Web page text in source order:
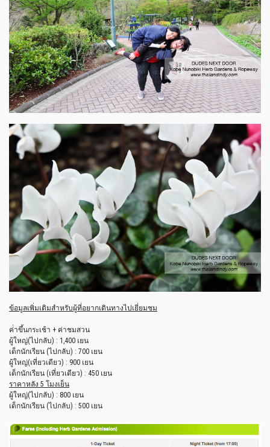
ข้อมูลเพิ่มเติมสำหรับผู้ที่อยากเดินทางไปเยี่ยมชม
ค่่าขึ้นกระเช้า + ค่าชมสวน
ผู้ใหญ่(ไปกลับ) : 1,400 เยน
เด็กนักเรียน (ไปกลับ) : 700 เยน
ผู้ใหญ่(เที่ยวเดียว) : 900 เยน
เด็กนักเรียน (เที่ยวเดียว) : 450 เยน
ราคาหลัง 5 โมงเย็น
ผู้ใหญ่(ไปกลับ) : 800 เยน
เด็กนักเรียน (ไปกลับ) : 500 เยน